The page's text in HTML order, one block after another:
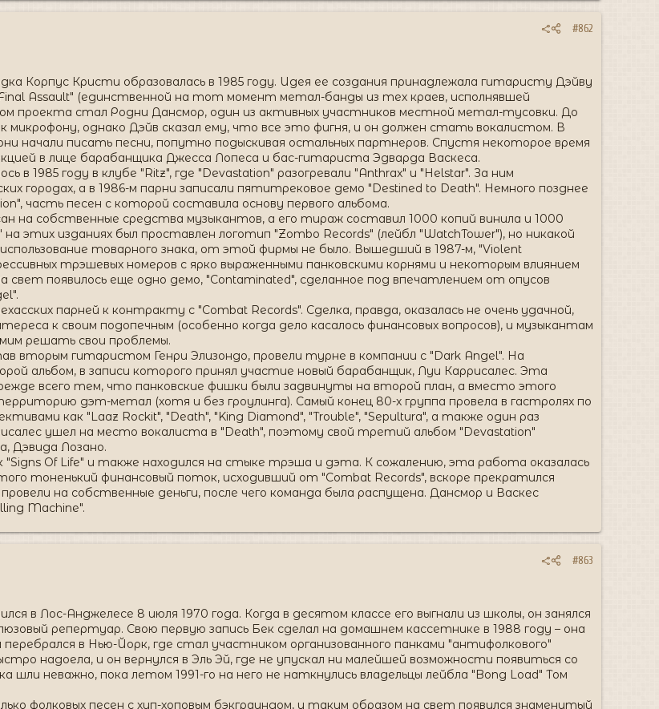
#862
Корпус Кристи образовалась в 1985 году. Идея ее создания принадлежала гитаристу Дэйву
Assault" (единственной на тот момент метал-банды из тех краев, исполнявшей
проекта стал Родни Дансмор, один из активных участников местной метал-тусовки. До
микрофону, однако Дэйв сказал ему, что все это фигня, и он должен стать вокалистом. В
начали писать песни, попутно подыскивая остальных партнеров. Спустя некоторое время
в лице барабанщика Джесса Лопеса и бас-гитариста Эдварда Васкеса.
в 1985 году в клубе "Ritz", где "Devastation" разогревали "Anthrax" и "Helstar". За ним
городах, а в 1986-м парни записали пятитрековое демо "Destined to Death". Немного позднее
часть песен с которой составила основу первого альбома.
на собственные средства музыкантов, а его тираж составил 1000 копий винила и 1000
этих изданиях был проставлен логотип "Zombo Records" (лейбл "WatchTower"), но никакой
товарного знака, от этой фирмы не было. Вышедший в 1987-м, "Violent
трэшевых номеров с ярко выраженными панковскими корнями и некоторым влиянием
свет появилось еще одно демо, "Contaminated", сделанное под впечатлением от опусов
парней к контракту с "Combat Records". Сделка, правда, оказалась не очень удачной,
к своим подопечным (особенно когда дело касалось финансовых вопросов), и музыкантам
решать свои проблемы.
вторым гитаристом Генри Элизондо, провели турне в компании с "Dark Angel". На
альбом, в записи которого принял участие новый барабанщик, Луи Каррисалес. Эта
всего тем, что панковские фишки были задвинуты на второй план, а вместо этого
дэт-метал (хотя и без гроулинга). Самый конец 80-х группа провела в гастролях по
как "Laaz Rockit", "Death", "King Diamond", "Trouble", "Sepultura", а также один раз
ушел на место вокалиста в "Death", поэтому свой третий альбом "Devastation"
Дэвида Лозано.
"Signs Of Life" и также находился на стыке трэша и дэта. К сожалению, эта работа оказалась
тоненький финансовый поток, исходивший от "Combat Records", вскоре прекратился
на собственные деньги, после чего команда была распущена. Дансмор и Васкес
Machine".
#863
в Лос-Анджелесе 8 июля 1970 года. Когда в десятом классе его выгнали из школы, он занялся
репертуар. Свою первую запись Бек сделал на домашнем кассетнике в 1988 году – она
перебрался в Нью-Йорк, где стал участником организованного панками "антифолкового"
надоела, и он вернулся в Эль Эй, где не упускал ни малейшей возможности появиться со
шли неважно, пока летом 1991-го на него не наткнулись владельцы лейбла "Bong Load" Том
фолковых песен с хип-хоповым бэкграундом, и таким образом на свет появился знаменитый